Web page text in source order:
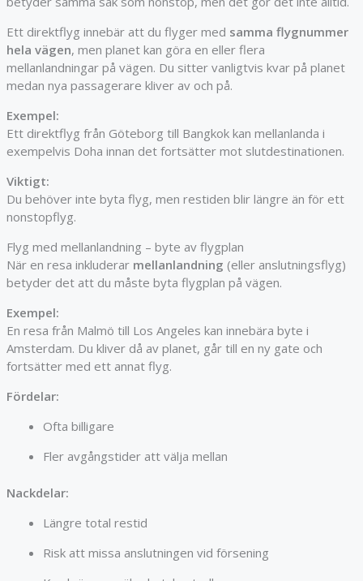
Ett direktflyg innebär att du flyger med samma flygnummer
hela vägen, men planet kan göra en eller flera
mellanlandningar på vägen. Du sitter vanligtvis kvar på planet
medan nya passagerare kliver av och på.
Exempel:
Ett direktflyg från Göteborg till Bangkok kan mellanlanda i
exempelvis Doha innan det fortsätter mot slutdestinationen.
Viktigt:
Du behöver inte byta flyg, men restiden blir längre än för ett
nonstopflyg.
Flyg med mellanlandning – byte av flygplan
När en resa inkluderar mellanlandning (eller anslutningsflyg)
betyder det att du måste byta flygplan på vägen.
Exempel:
En resa från Malmö till Los Angeles kan innebära byte i
Amsterdam. Du kliver då av planet, går till en ny gate och
fortsätter med ett annat flyg.
Fördelar:
Ofta billigare
Fler avgångstider att välja mellan
Nackdelar:
Längre total restid
Risk att missa anslutningen vid försening